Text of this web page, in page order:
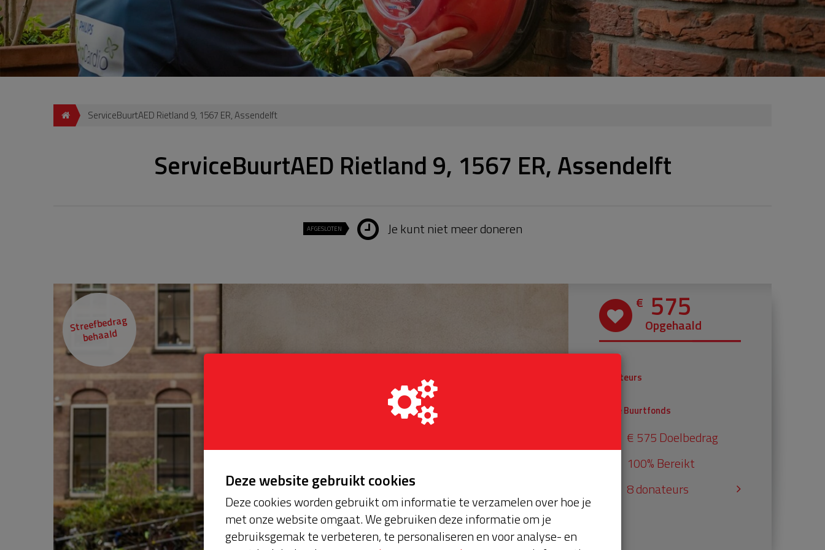
ServiceBuurtAED Rietland 9, 1567 ER, Assendelft
ServiceBuurtAED Rietland 9, 1567 ER, Assendelft
AFGESLOTEN Je kunt niet meer doneren
Streefbedrag
behaald
€ 575
Opgehaald
Donateurs
Univé Buurtfonds
€ 575 Doelbedrag
100% Bereikt
8 donateurs
Deze website gebruikt cookies
Deze cookies worden gebruikt om informatie te verzamelen over hoe je
met onze website omgaat. We gebruiken deze informatie om je
gebruiksgemak te verbeteren, te personaliseren en voor analyse- en